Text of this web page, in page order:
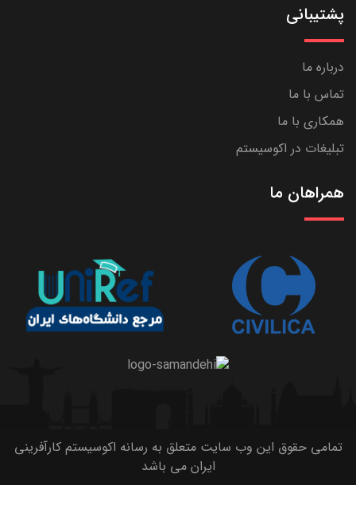
پشتیبانی
درباره ما
تماس با ما
همکاری با ما
تبلیغات در اکوسیستم
همراهان ما
تمامی حقوق این وب سایت متعلق به رسانه اکوسیستم کارآفرینی
ایران می باشد